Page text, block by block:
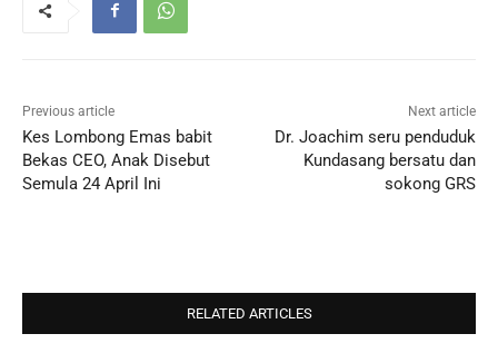
Previous article
Kes Lombong Emas babit
Bekas CEO, Anak Disebut
Semula 24 April Ini
Next article
Dr. Joachim seru penduduk
Kundasang bersatu dan
sokong GRS
RELATED ARTICLES